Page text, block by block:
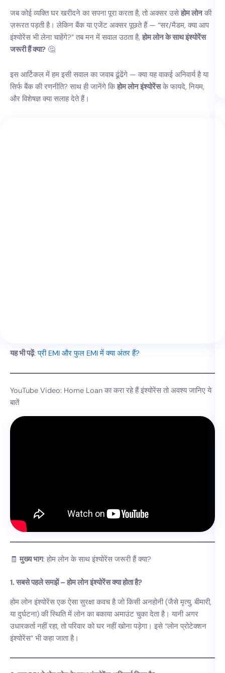
जब कोई व्यक्ति घर खरीदने का सपना पूरा करता है, तो अक्सर उसे होम लोनकी
ज़रूरत पड़ती है। लेकिन बैंक या एजेंट अक्सर पूछते हैं — “सर/मैडम, क्या आप
इंश्योरेंस भी लेना चाहेंगे?” तब मन में सवाल उठता है, होम लोन के साथ इंश्योरेंस
जरूरी हैं क्या? 🤔
इस आर्टिकल में हम इसी सवाल का जवाब ढूंढेंगे — क्या यह वाकई अनिवार्य है या
सिर्फ बैंक की रणनीति? साथ ही जानेंगे किहोम लोन इंश्योरेंसके फायदे, नियम,
और विशेषज्ञ क्या सलाह देते हैं।
यह भी पढ़ें:प्री EMI और फुल EMI में क्या अंतर हैं?
YouTube Video: Home Loan का करा रहे हैं इंश्योरेंस तो अवश्य जानिए ये
बातें
🧾 मुख्य भाग: होम लोन के साथ इंश्योरेंस जरूरी हैं क्या?
1. सबसे पहले समझें – होम लोन इंश्योरेंस क्या होता है?
होम लोन इंश्योरेंस एक ऐसा सुरक्षा कवच है जो किसी अनहोनी (जैसे मृत्यु, बीमारी,
या दुर्घटना) की स्थिति में लोन का बकाया अमाउंट चुका देता है। यानी अगर
उधारकर्ता नहीं रहा, तो परिवार को घर नहीं खोना पड़ेगा। इसे “लोन प्रोटेक्शन
इंश्योरेंस” भी कहा जाता है।